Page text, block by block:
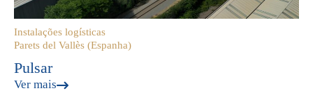
Instalações logísticas
Parets del Vallès (Espanha)
Pulsar
Ver mais